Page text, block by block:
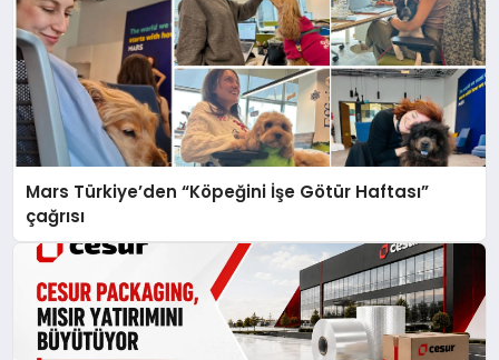
Mars Türkiye’den “Köpeğini İşe Götür Haftası”
çağrısı